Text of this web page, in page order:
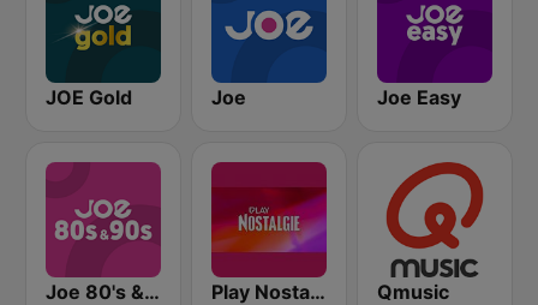
JOE Gold Joe Joe Easy
Joe 80's & 90's Play Nostalgie Vlaanderen Qmusic